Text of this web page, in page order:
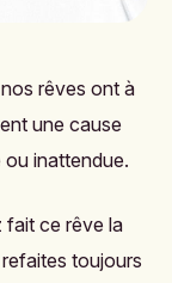
rêves ont à
une cause
inattendue.
ce rêve la
toujours